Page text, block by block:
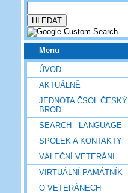
Menu
ÚVOD
AKTUÁLNĚ
JEDNOTA ČSOL ČESKÝ
BROD
SEARCH - LANGUAGE
SPOLEK A KONTAKTY
VÁLEČNÍ VETERÁNI
VIRTUÁLNÍ PAMÁTNÍK
O VETERÁNECH